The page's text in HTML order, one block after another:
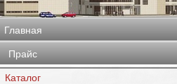
Главная
Прайс
Каталог